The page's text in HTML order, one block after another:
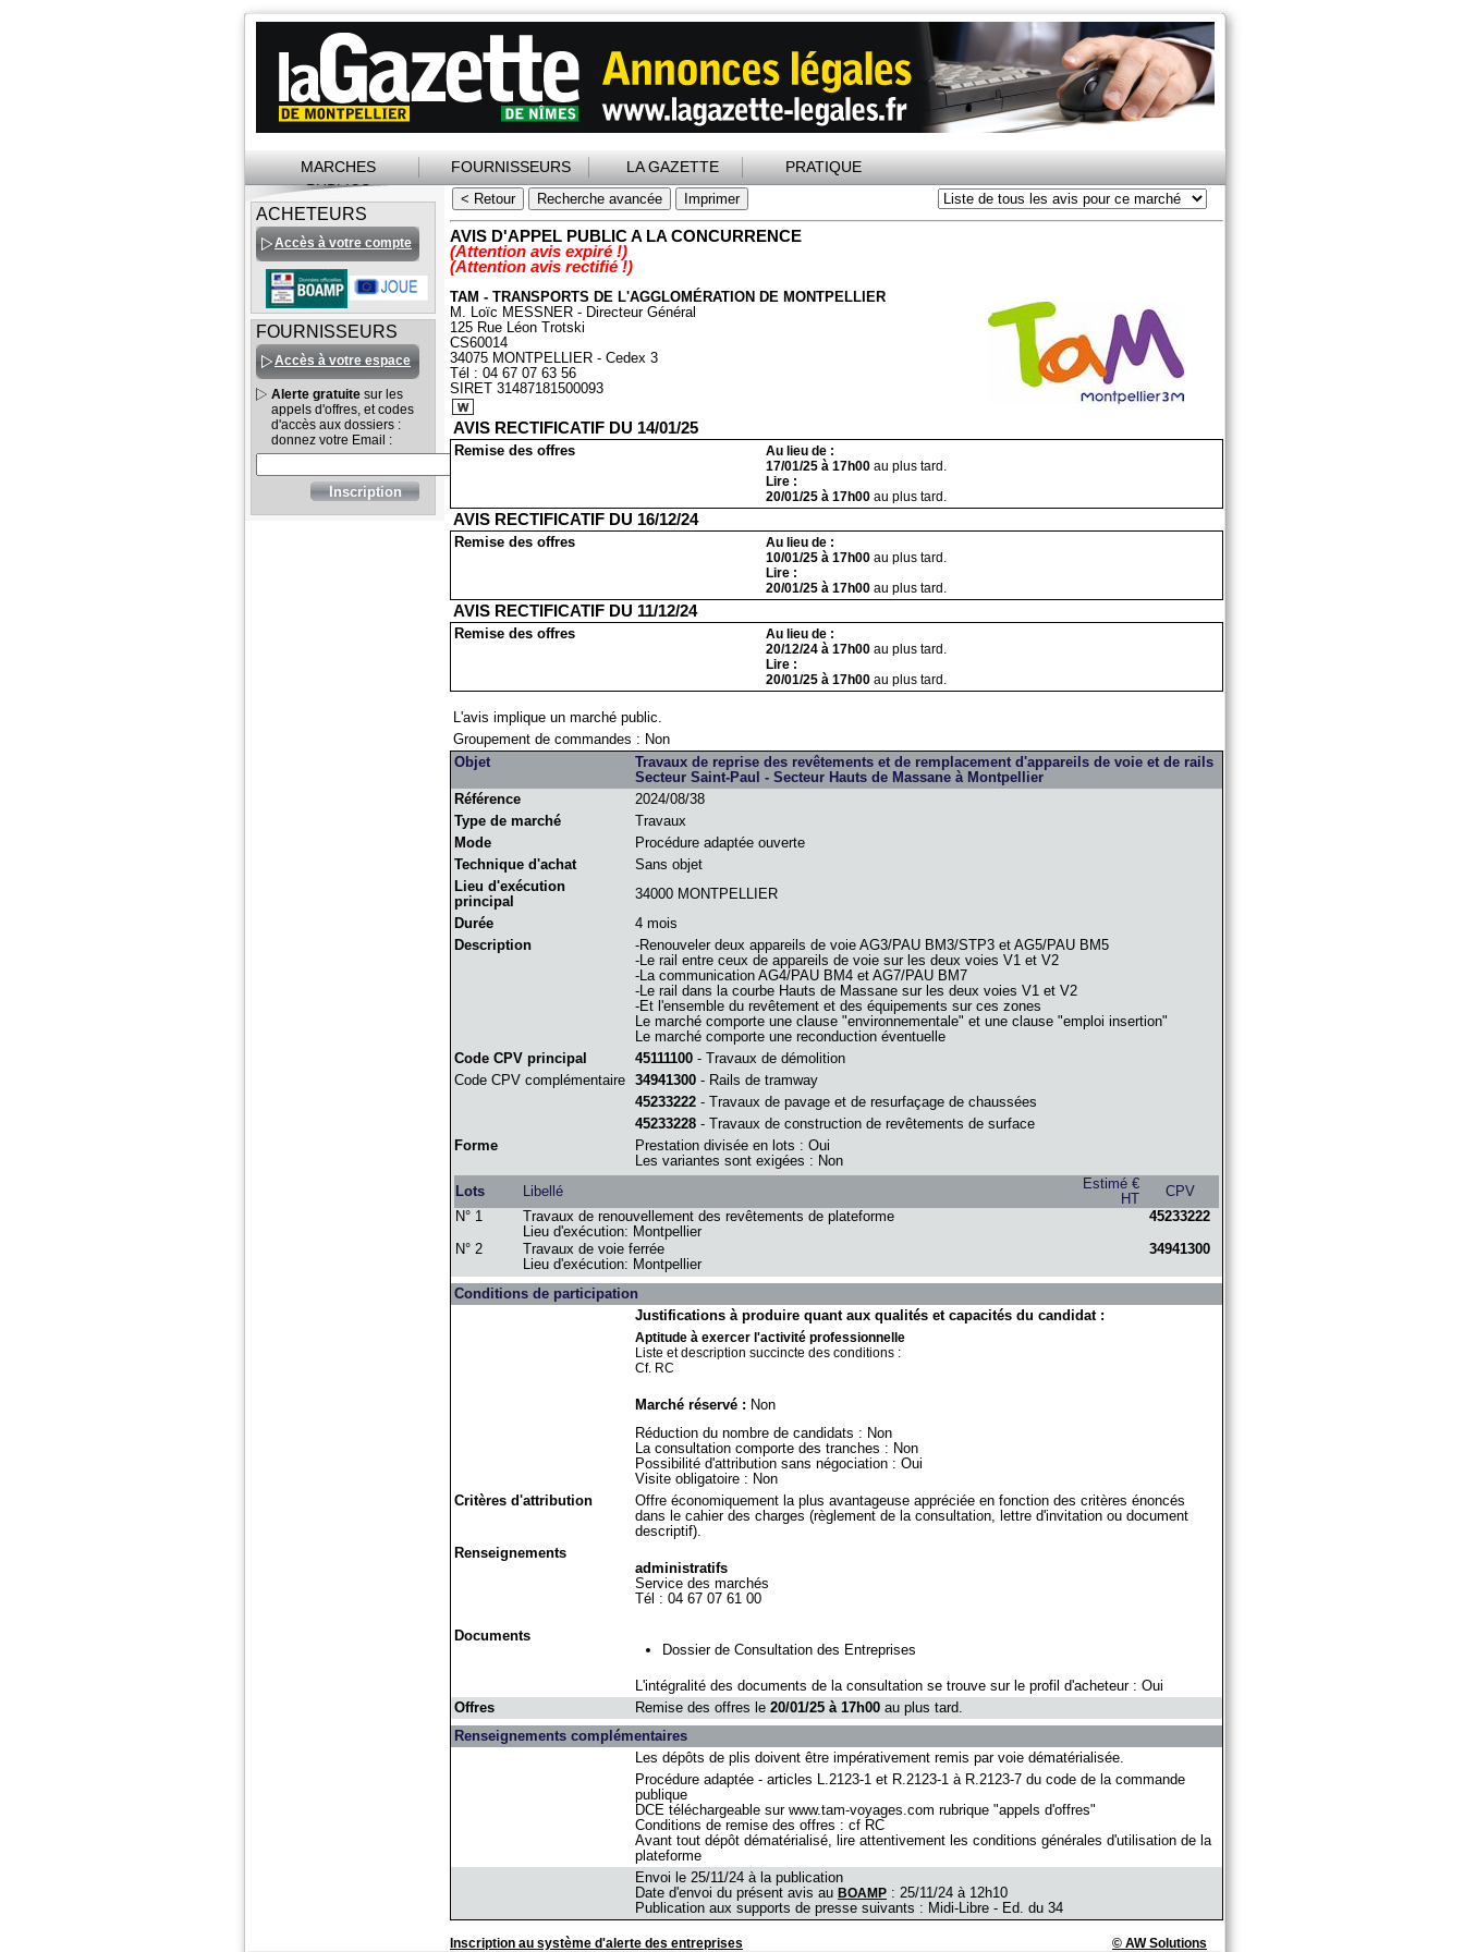
MARCHES
PUBLICS
FOURNISSEURS LA GAZETTE PRATIQUE
ACHETEURS
Accès à votre compte
FOURNISSEURS
Accès à votre espace
Alerte gratuite sur les
appels d'offres, et codes
d'accès aux dossiers :
donnez votre Email :
AVIS D'APPEL PUBLIC A LA CONCURRENCE
(Attention avis expiré !)
(Attention avis rectifié !)
TAM - TRANSPORTS DE L'AGGLOMÉRATION DE MONTPELLIER
M. Loïc MESSNER - Directeur Général
125 Rue Léon Trotski
CS60014
34075 MONTPELLIER - Cedex 3
Tél : 04 67 07 63 56
SIRET 31487181500093
AVIS RECTIFICATIF DU 14/01/25
Remise des offres
Au lieu de :
17/01/25 à 17h00 au plus tard.
Lire :
20/01/25 à 17h00 au plus tard.
AVIS RECTIFICATIF DU 16/12/24
Remise des offres
Au lieu de :
10/01/25 à 17h00 au plus tard.
Lire :
20/01/25 à 17h00 au plus tard.
AVIS RECTIFICATIF DU 11/12/24
Remise des offres
Au lieu de :
20/12/24 à 17h00 au plus tard.
Lire :
20/01/25 à 17h00 au plus tard.
L'avis implique un marché public.
Groupement de commandes : Non
Objet
Travaux de reprise des revêtements et de remplacement d'appareils de voie et de rails
Secteur Saint-Paul - Secteur Hauts de Massane à Montpellier
Référence
2024/08/38
Type de marché
Travaux
Mode
Procédure adaptée ouverte
Technique d'achat
Sans objet
Lieu d'exécution
principal
34000 MONTPELLIER
Durée
4 mois
Description
-Renouveler deux appareils de voie AG3/PAU BM3/STP3 et AG5/PAU BM5
-Le rail entre ceux de appareils de voie sur les deux voies V1 et V2
-La communication AG4/PAU BM4 et AG7/PAU BM7
-Le rail dans la courbe Hauts de Massane sur les deux voies V1 et V2
-Et l'ensemble du revêtement et des équipements sur ces zones
Le marché comporte une clause "environnementale" et une clause "emploi insertion"
Le marché comporte une reconduction éventuelle
Code CPV principal
45111100 - Travaux de démolition
Code CPV complémentaire 34941300 - Rails de tramway
45233222 - Travaux de pavage et de resurfaçage de chaussées
45233228 - Travaux de construction de revêtements de surface
Forme
Prestation divisée en lots : Oui
Les variantes sont exigées : Non
Lots
Libellé
Estimé €
HT
CPV
N° 1
Travaux de renouvellement des revêtements de plateforme
Lieu d'exécution: Montpellier
45233222
N° 2
Travaux de voie ferrée
Lieu d'exécution: Montpellier
34941300
Conditions de participation
Justifications à produire quant aux qualités et capacités du candidat :
Aptitude à exercer l'activité professionnelle
Liste et description succincte des conditions :
Cf. RC
Marché réservé : Non
Réduction du nombre de candidats : Non
La consultation comporte des tranches : Non
Possibilité d'attribution sans négociation : Oui
Visite obligatoire : Non
Critères d'attribution
Offre économiquement la plus avantageuse appréciée en fonction des critères énoncés
dans le cahier des charges (règlement de la consultation, lettre d'invitation ou document
descriptif).
Renseignements
administratifs
Service des marchés
Tél : 04 67 07 61 00
Documents
Dossier de Consultation des Entreprises
L'intégralité des documents de la consultation se trouve sur le profil d'acheteur : Oui
Offres
Remise des offres le 20/01/25 à 17h00 au plus tard.
Renseignements complémentaires
Les dépôts de plis doivent être impérativement remis par voie dématérialisée.
Procédure adaptée - articles L.2123-1 et R.2123-1 à R.2123-7 du code de la commande
publique
DCE téléchargeable sur www.tam-voyages.com rubrique "appels d'offres"
Conditions de remise des offres : cf RC
Avant tout dépôt dématérialisé, lire attentivement les conditions générales d'utilisation de la
plateforme
Envoi le 25/11/24 à la publication
Date d'envoi du présent avis au BOAMP : 25/11/24 à 12h10
Publication aux supports de presse suivants : Midi-Libre - Ed. du 34
Inscription au système d'alerte des entreprises © AW Solutions